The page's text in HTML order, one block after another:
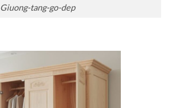
Giuong-tang-go-dep